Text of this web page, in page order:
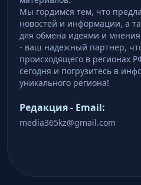
Мы гордимся тем, что
новостей и информации, а
для обмена идеями и
- ваш надежный партнер,
происходящего в регионах
сегодня и погрузитесь в
уникального региона!
Редакция - Email:
media365kz@gmail.com